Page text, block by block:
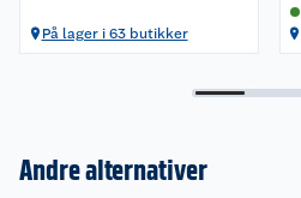
På lager i 63 butikker
Andre alternativer